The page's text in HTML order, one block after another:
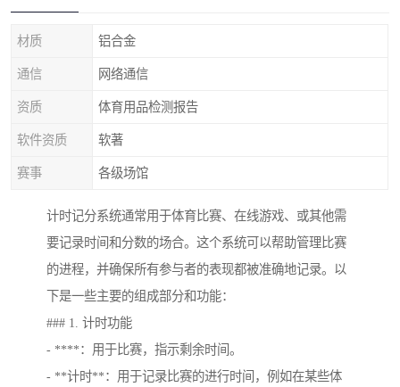
材质 铝合金
通信 网络通信
资质 体育用品检测报告
软件资质 软著
赛事 各级场馆
计时记分系统通常用于体育比赛、在线游戏、或其他需
要记录时间和分数的场合。这个系统可以帮助管理比赛
的进程，并确保所有参与者的表现都被准确地记录。以
下是一些主要的组成部分和功能：
### 1. 计时功能
- ****：用于比赛，指示剩余时间。
- **计时**：用于记录比赛的进行时间，例如在某些体